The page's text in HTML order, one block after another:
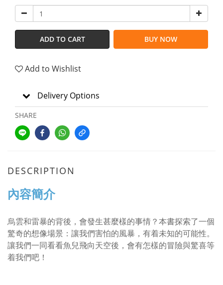
ADD TO CART BUY NOW
Add to Wishlist
Delivery Options
SHARE
DESCRIPTION
內容簡介
烏雲和雷暴的背後，會發生甚麼樣的事情？本書探索了一個
驚奇的想像場景：讓我們害怕的風暴，有着未知的可能性。
讓我們一同看看魚兒飛向天空後，會有怎樣的冒險與驚喜等
着我們吧！